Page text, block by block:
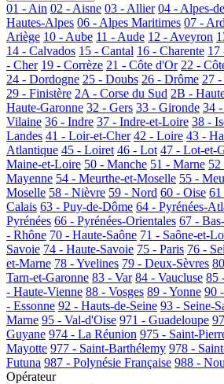
01 - Ain 02 - Aisne 03 - Allier 04 - Alpes-
Hautes-Alpes 06 - Alpes Maritimes 07 -
Ariège 10 - Aube 11 - Aude 12 - Aveyron
14 - Calvados 15 - Cantal 16 - Charente 17
- Cher 19 - Corrèze 21 - Côte d'Or 22 -
24 - Dordogne 25 - Doubs 26 - Drôme 27
29 - Finistère 2A - Corse du Sud 2B -
Haute-Garonne 32 - Gers 33 - Gironde 34
Vilaine 36 - Indre 37 - Indre-et-Loire 38 -
Landes 41 - Loir-et-Cher 42 - Loire 43 -
Atlantique 45 - Loiret 46 - Lot 47 - Lot-et-
Maine-et-Loire 50 - Manche 51 - Marne 52
Mayenne 54 - Meurthe-et-Moselle 55 -
Moselle 58 - Nièvre 59 - Nord 60 - Oise 61
Calais 63 - Puy-de-Dôme 64 - Pyrénées-
Pyrénées 66 - Pyrénées-Orientales 67 -
- Rhône 70 - Haute-Saône 71 - Saône-et-
Savoie 74 - Haute-Savoie 75 - Paris 76 -
et-Marne 78 - Yvelines 79 - Deux-Sèvres
Tarn-et-Garonne 83 - Var 84 - Vaucluse 85
- Haute-Vienne 88 - Vosges 89 - Yonne 90
- Essonne 92 - Hauts-de-Seine 93 - Seine-
Marne 95 - Val-d'Oise 971 - Guadeloupe
Guyane 974 - La Réunion 975 - Saint-
Mayotte 977 - Saint-Barthélemy 978 -
Futuna 987 - Polynésie Française 988 -
Opérateur